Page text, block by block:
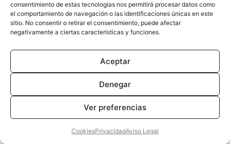
consentimiento de estas tecnologías nos permitirá procesar datos como
el comportamiento de navegación o las identificaciones únicas en este
sitio. No consentir o retirar el consentimiento, puede afectar
negativamente a ciertas características y funciones.
Aceptar
Denegar
Ver preferencias
CookiesPrivacidadAviso Legal